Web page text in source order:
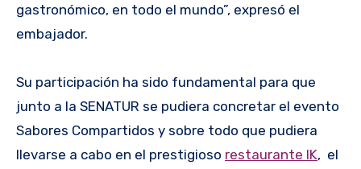
gastronómico, en todo el mundo”, expresó el
embajador.
Su participación ha sido fundamental para que
junto a la SENATUR se pudiera concretar el evento
Sabores Compartidos y sobre todo que pudiera
llevarse a cabo en el prestigioso restaurante IK, el